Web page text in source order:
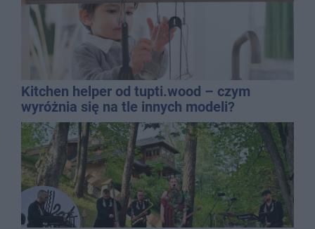
Kitchen helper od tupti.wood – czym
wyróżnia się na tle innych modeli?